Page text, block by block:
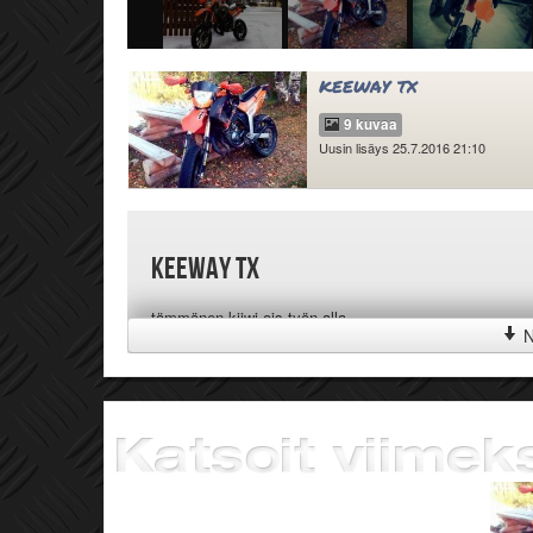
keeway tx
9 kuvaa
Uusin lisäys 25.7.2016 21:10
keeway tx
tämmönen kiiwi ois työn alla.